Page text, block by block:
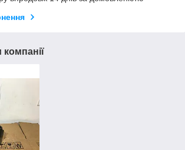
компанії